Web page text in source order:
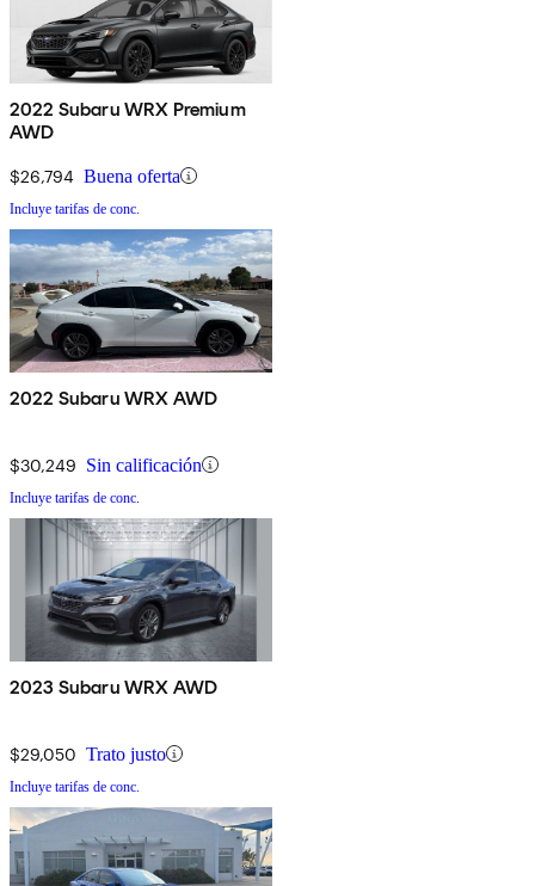
2022 Subaru WRX Premium
AWD
$26,794 Buena oferta
Incluye tarifas de conc.
2022 Subaru WRX AWD
$30,249 Sin calificación
Incluye tarifas de conc.
2023 Subaru WRX AWD
$29,050 Trato justo
Incluye tarifas de conc.